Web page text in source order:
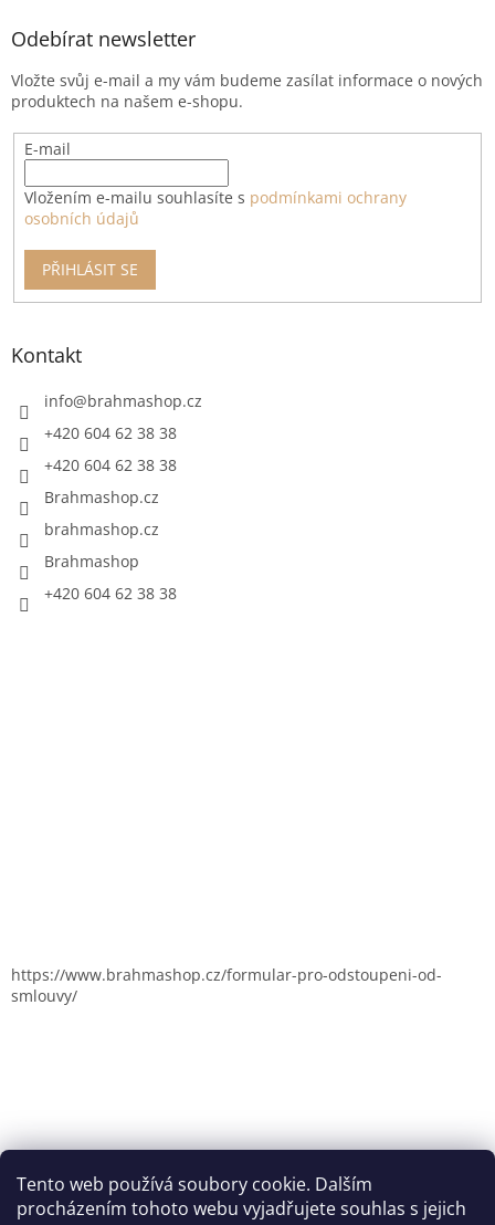
Tento web používá soubory cookie. Dalším
procházením tohoto webu vyjadřujete souhlas s jejich
Odebírat newsletter
Vložte svůj e-mail a my vám budeme zasílat informace o nových
produktech na našem e-shopu.
E-mail
Vložením e-mailu souhlasíte s podmínkami ochrany
osobních údajů
PŘIHLÁSIT SE
Kontakt
info@brahmashop.cz
+420 604 62 38 38
+420 604 62 38 38
Brahmashop.cz
brahmashop.cz
Brahmashop
+420 604 62 38 38
https://www.brahmashop.cz/formular-pro-odstoupeni-od-
smlouvy/